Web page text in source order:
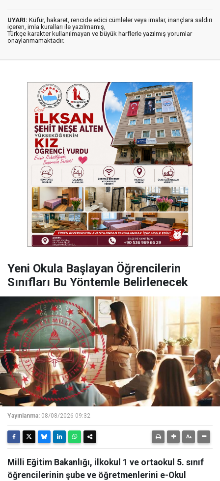
UYARI: Küfür, hakaret, rencide edici cümleler veya imalar, inançlara saldırı
içeren, imla kuralları ile yazılmamış,
Türkçe karakter kullanılmayan ve büyük harflerle yazılmış yorumlar
onaylanmamaktadır.
Yeni Okula Başlayan Öğrencilerin
Sınıfları Bu Yöntemle Belirlenecek
Yayınlanma: 08/08/2026 09:32
Milli Eğitim Bakanlığı, ilkokul 1 ve ortaokul 5. sınıf
öğrencilerinin şube ve öğretmenlerini e-Okul